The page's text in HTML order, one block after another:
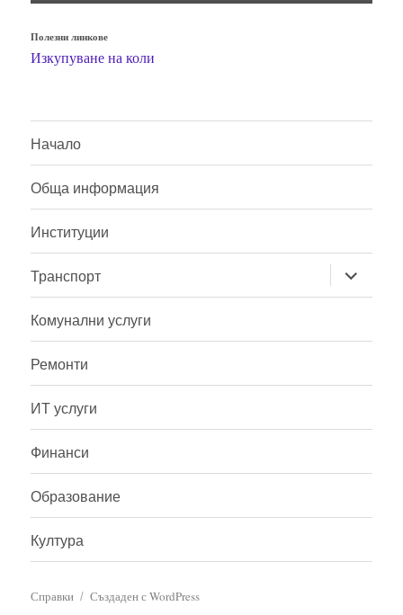
Полезни линкове
Изкупуване на коли
Начало
Обща информация
Институции
Транспорт на
Комунални услуги
Ремонти
ИТ услуги
Финанси
Образование
Култура
Справки Създаден с WordPress